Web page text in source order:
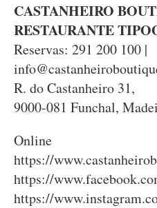
CASTANHEIRO
RESTAURANTE
Reservas: 291 200 100 |
R. do Castanheiro 31,
9000-081 Funchal,
Online
https://
https://
https://